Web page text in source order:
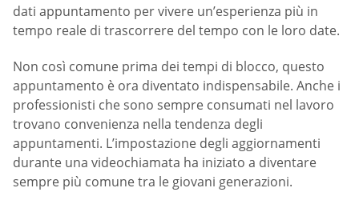
dati appuntamento per vivere un’esperienza più in
tempo reale di trascorrere del tempo con le loro date.
Non così comune prima dei tempi di blocco, questo
appuntamento è ora diventato indispensabile. Anche i
professionisti che sono sempre consumati nel lavoro
trovano convenienza nella tendenza degli
appuntamenti. L’impostazione degli aggiornamenti
durante una videochiamata ha iniziato a diventare
sempre più comune tra le giovani generazioni.